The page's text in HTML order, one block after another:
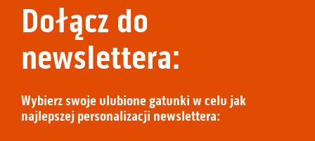
Dołącz do
newslettera:
Wybierz swoje ulubione gatunki w celu jak
najlepszej personalizacji newslettera: